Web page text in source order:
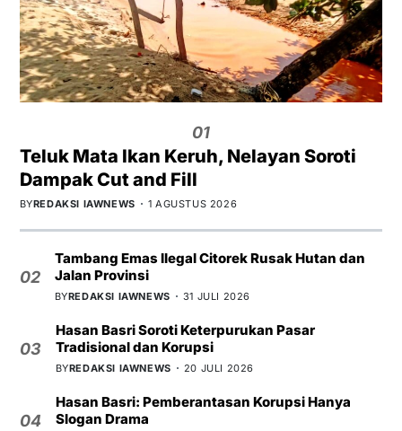
01
Teluk Mata Ikan Keruh, Nelayan Soroti
Dampak Cut and Fill
BYREDAKSI IAWNEWS 1 AGUSTUS 2026
02
Tambang Emas Ilegal Citorek Rusak Hutan dan
Jalan Provinsi
BYREDAKSI IAWNEWS 31 JULI 2026
03
Hasan Basri Soroti Keterpurukan Pasar
Tradisional dan Korupsi
BYREDAKSI IAWNEWS 20 JULI 2026
04
Hasan Basri: Pemberantasan Korupsi Hanya
Slogan Drama